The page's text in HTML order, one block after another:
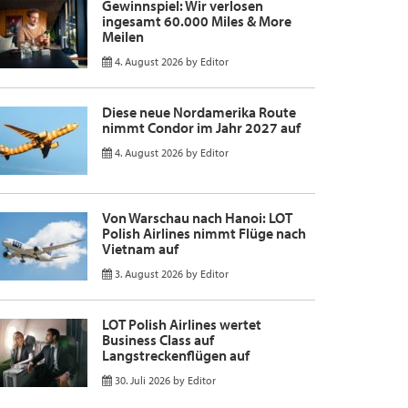
Gewinnspiel: Wir verlosen
ingesamt 60.000 Miles & More
Meilen
4. August 2026 by Editor
Diese neue Nordamerika Route
nimmt Condor im Jahr 2027 auf
4. August 2026 by Editor
Von Warschau nach Hanoi: LOT
Polish Airlines nimmt Flüge nach
Vietnam auf
3. August 2026 by Editor
LOT Polish Airlines wertet
Business Class auf
Langstreckenflügen auf
30. Juli 2026 by Editor